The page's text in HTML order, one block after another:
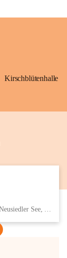
Kirschblütenhalle
Eisenstädter Straße 18, 7091 Breitenbrunn am Neusiedler See, AUT